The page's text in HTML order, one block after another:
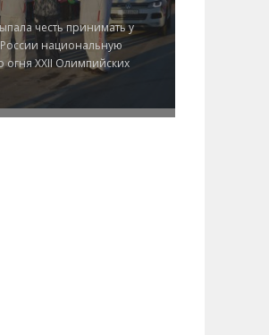
честь принимать у
национальную
огня XXII Олимпийских